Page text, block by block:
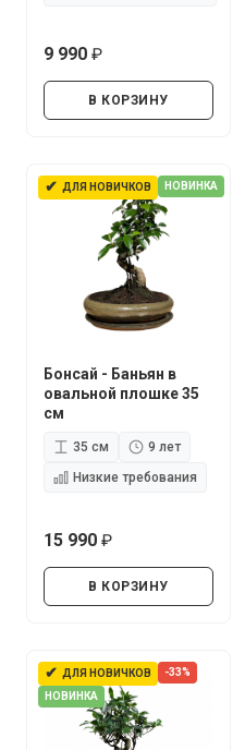
9 990
В КОРЗИНУ
✔ ДЛЯ НОВИЧКОВ НОВИНКА
Бонсай - Баньян в
овальной плошке 35
см
35 см
9 лет
Низкие требования
15 990
В КОРЗИНУ
✔ ДЛЯ НОВИЧКОВ
-33%
НОВИНКА